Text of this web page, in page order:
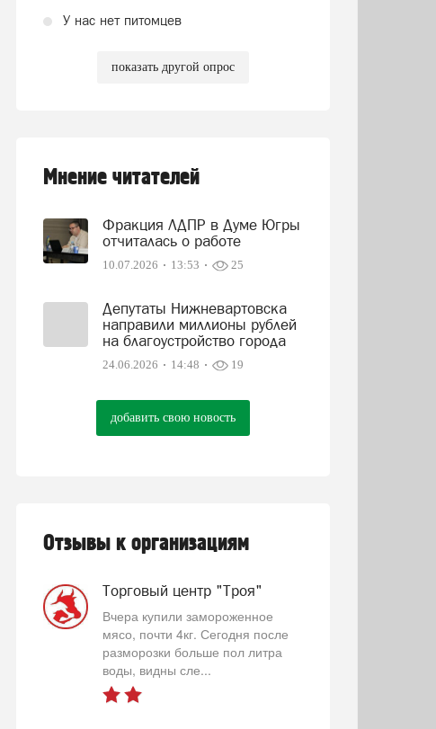
У нас нет питомцев
показать другой опрос
Мнение читателей
Фракция ЛДПР в Думе Югры
отчиталась о работе
10.07.2026 13:53 25
Депутаты Нижневартовска
направили миллионы рублей
на благоустройство города
24.06.2026 14:48 19
добавить свою новость
Отзывы к организациям
Торговый центр "Троя"
Вчера купили замороженное
мясо, почти 4кг. Сегодня после
разморозки больше пол литра
воды, видны сле...